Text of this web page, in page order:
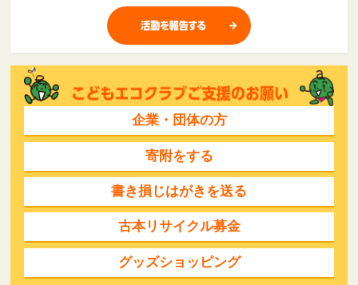
企業・団体の方
寄附をする
書き損じはがきを送る
古本リサイクル募金
グッズショッピング